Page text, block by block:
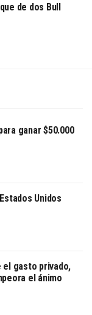
de dos Bull
ganar $50.000
Unidos
el gasto privado,
el ánimo